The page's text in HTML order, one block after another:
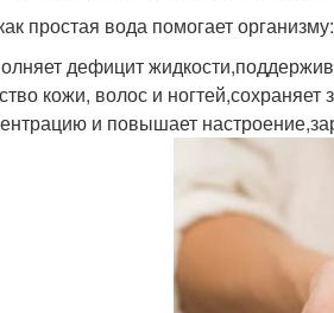
простая вода помогает организму:
дефицит
кожи, волос и
и повышает